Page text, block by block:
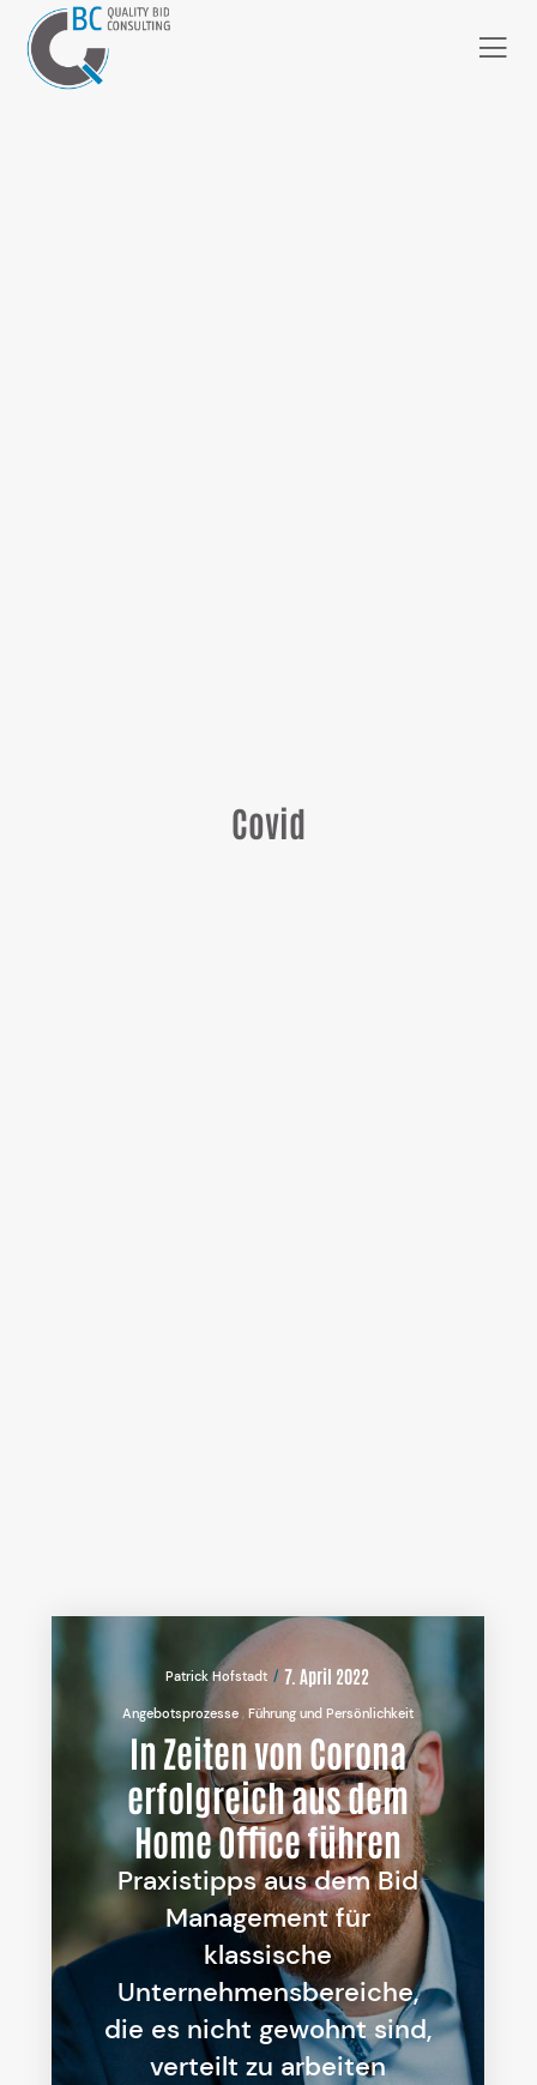
Covid
Patrick Hofstadt 7. April 2022
Angebotsprozesse Führung und Persönlichkeit
In Zeiten von Corona
erfolgreich aus dem
Home Office führen
Praxistipps aus dem Bid
Management für
klassische
Unternehmensbereiche,
die es nicht gewohnt sind,
verteilt zu arbeiten